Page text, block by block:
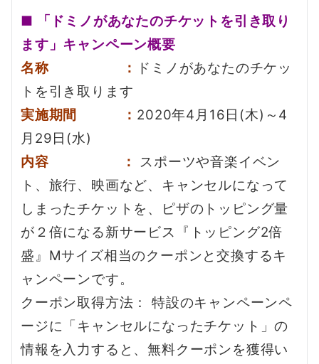
■ 「ドミノがあなたのチケットを引き取り
ます」キャンペーン概要
名称 ：
ドミノがあなたのチケッ
トを引き取ります
実施期間 ： 2020年4月16日(木)～4
月29日(水)
内容 ：
スポーツや音楽イベン
ト、旅行、映画など、キャンセルになって
しまったチケットを、ピザのトッピング量
が２倍になる新サービス『トッピング2倍
盛』Mサイズ相当のクーポンと交換するキ
ャンペーンです。
クーポン取得方法： 特設のキャンペーンペ
ージに「キャンセルになったチケット」の
情報を入力すると、無料クーポンを獲得い